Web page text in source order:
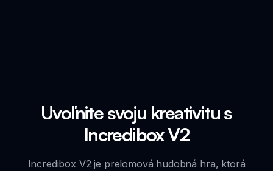
Uvoľnite svoju kreativitu s
Incredibox V2
Incredibox V2 je prelomová hudobná hra, ktorá